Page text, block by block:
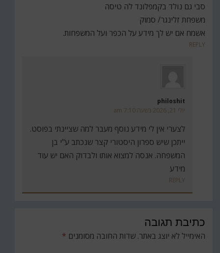
סבי גם נולד בקמפלונד לה טיסה
משפחת זלינגר/ סמוק
אשמח אם יש לך מידע על הכפר ועל המשפחות.
REPLY
philoshit
יולי 21, 2026 בשעה 7:10 am
לצערי אין לי מידע נוסף מעבר למה שציינתי בפוסט.
ייתכן שיש ספרון היסטורי קצר שנכתב ע"י בן
המשפחה. אנסה למצוא אותו ולבדוק האם יש עוד
מידע
REPLY
כתיבת תגובה
האימייל לא יוצג באתר. שדות החובה מסומנים *